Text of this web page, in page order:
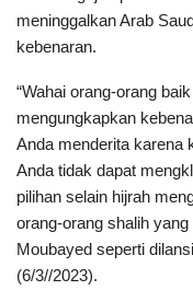
meninggalkan Arab
kebenaran.
“Wahai orang-orang
mengungkapkan
Anda menderita karena
Anda tidak dapat
pilihan selain hijrah
orang-orang shalih
Moubayed seperti
(6/3//2023).